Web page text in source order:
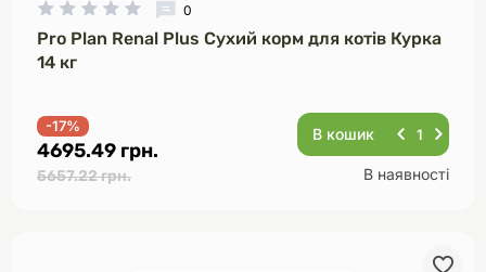
0
Pro Plan Renal Plus Сухий корм для котів Курка
14 кг
-17%
4695.49 грн.
5657.22 грн.
В кошик
В наявності